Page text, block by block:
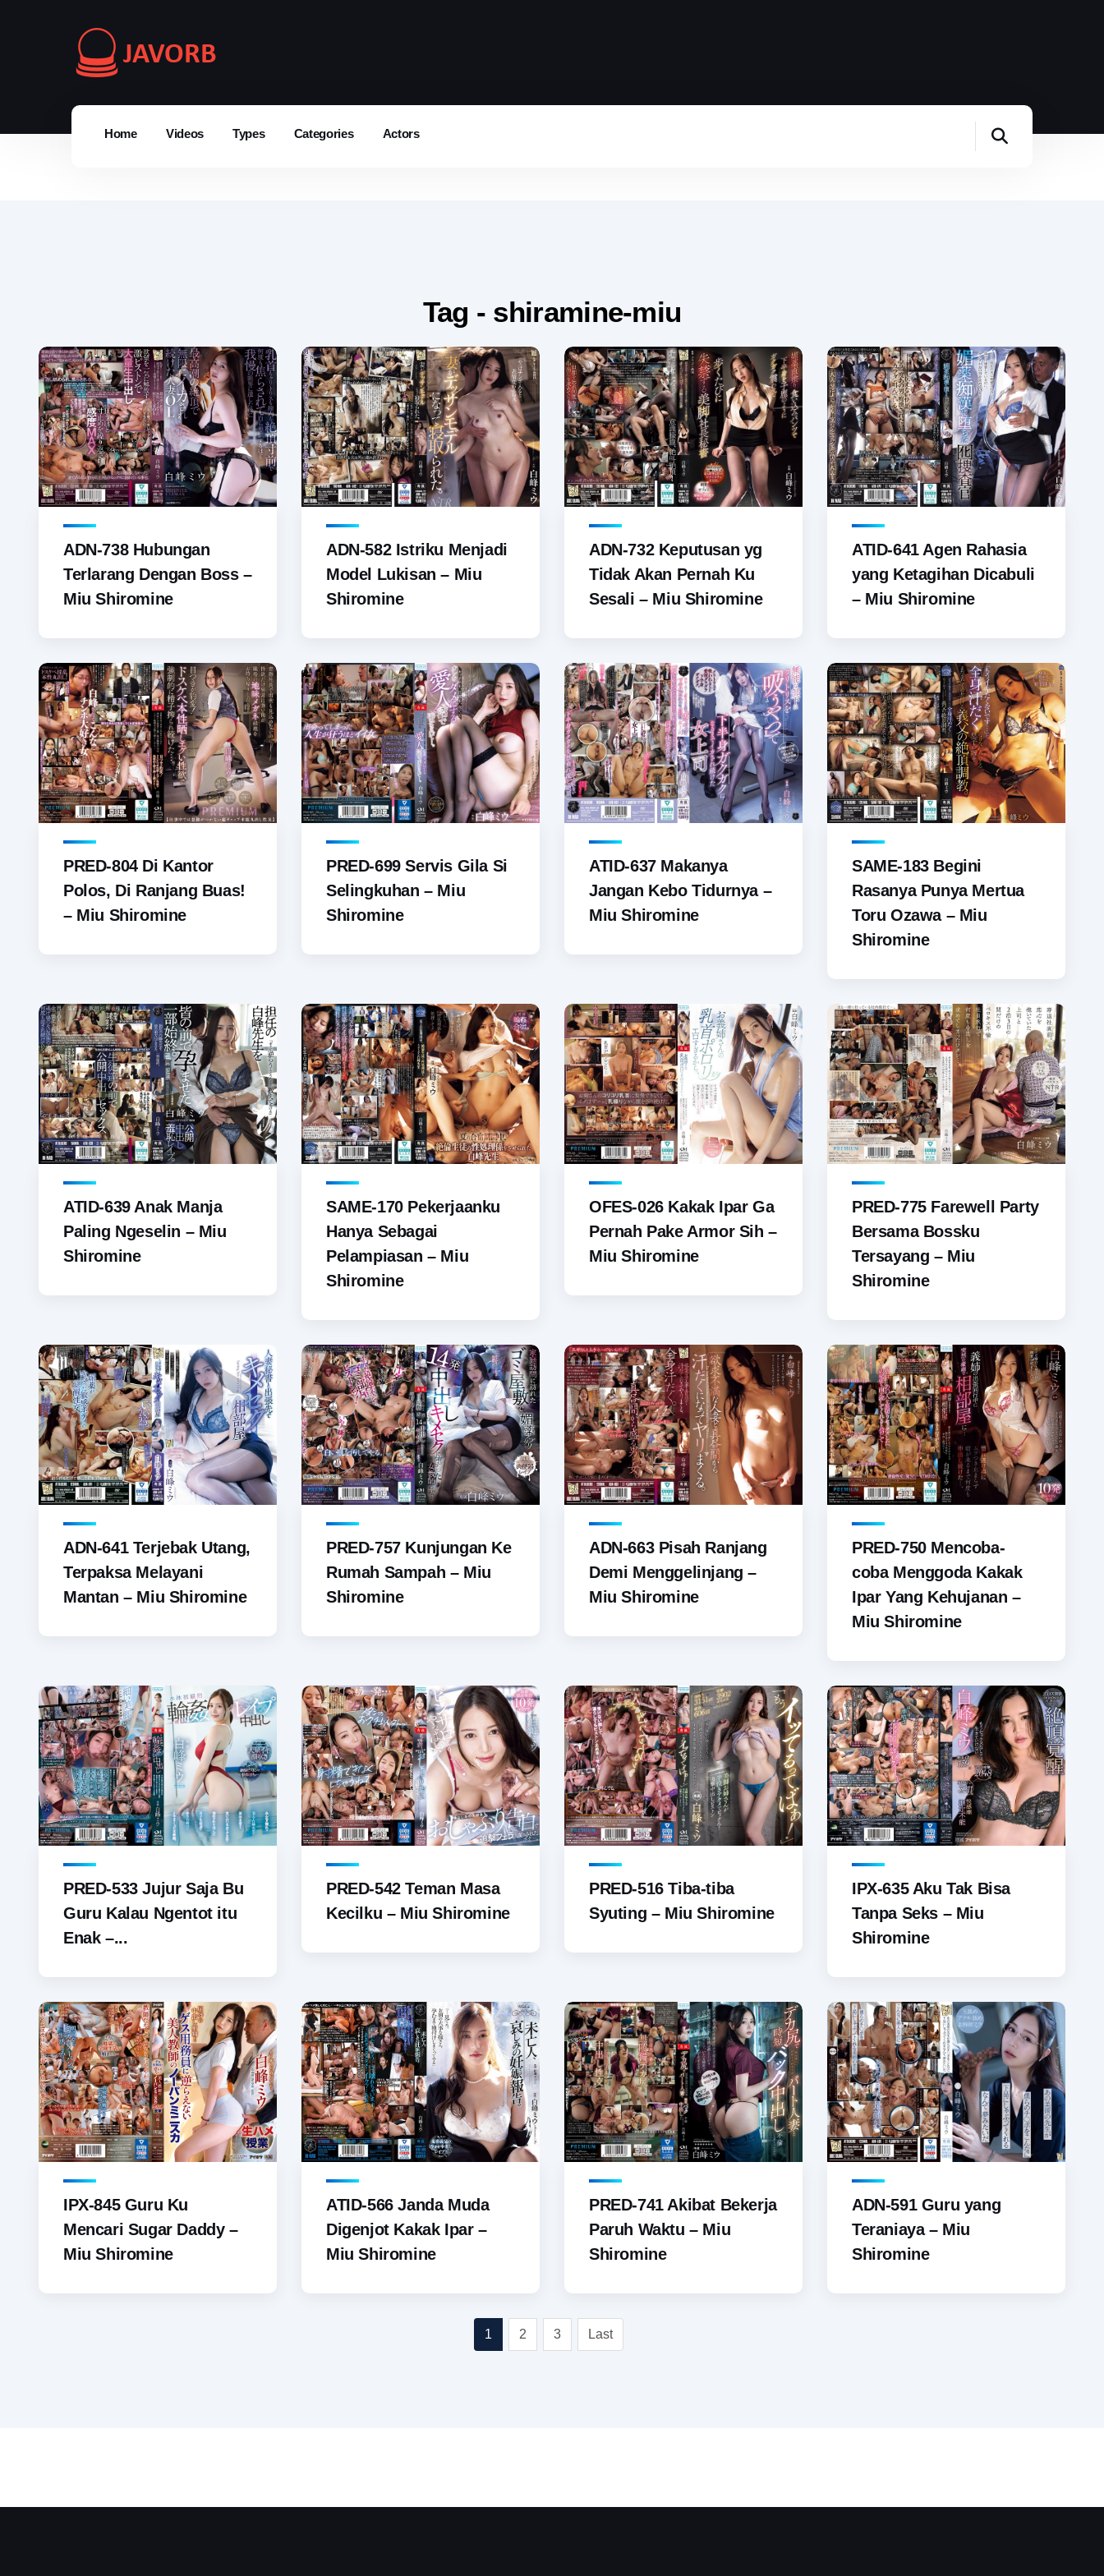
Home Videos Types Categories Actors
Tag - shiramine-miu
ADN-738 Hubungan
Terlarang Dengan Boss –
Miu Shiromine
ADN-582 Istriku Menjadi
Model Lukisan – Miu
Shiromine
ADN-732 Keputusan yg
Tidak Akan Pernah Ku
Sesali – Miu Shiromine
ATID-641 Agen Rahasia
yang Ketagihan Dicabuli
– Miu Shiromine
PRED-804 Di Kantor
Polos, Di Ranjang Buas!
– Miu Shiromine
PRED-699 Servis Gila Si
Selingkuhan – Miu
Shiromine
ATID-637 Makanya
Jangan Kebo Tidurnya –
Miu Shiromine
SAME-183 Begini
Rasanya Punya Mertua
Toru Ozawa – Miu
Shiromine
ATID-639 Anak Manja
Paling Ngeselin – Miu
Shiromine
SAME-170 Pekerjaanku
Hanya Sebagai
Pelampiasan – Miu
Shiromine
OFES-026 Kakak Ipar Ga
Pernah Pake Armor Sih –
Miu Shiromine
PRED-775 Farewell Party
Bersama Bossku
Tersayang – Miu
Shiromine
ADN-641 Terjebak Utang,
Terpaksa Melayani
Mantan – Miu Shiromine
PRED-757 Kunjungan Ke
Rumah Sampah – Miu
Shiromine
ADN-663 Pisah Ranjang
Demi Menggelinjang –
Miu Shiromine
PRED-750 Mencoba-
coba Menggoda Kakak
Ipar Yang Kehujanan –
Miu Shiromine
PRED-533 Jujur Saja Bu
Guru Kalau Ngentot itu
Enak –...
PRED-542 Teman Masa
Kecilku – Miu Shiromine
PRED-516 Tiba-tiba
Syuting – Miu Shiromine
IPX-635 Aku Tak Bisa
Tanpa Seks – Miu
Shiromine
IPX-845 Guru Ku
Mencari Sugar Daddy –
Miu Shiromine
ATID-566 Janda Muda
Digenjot Kakak Ipar –
Miu Shiromine
PRED-741 Akibat Bekerja
Paruh Waktu – Miu
Shiromine
ADN-591 Guru yang
Teraniaya – Miu
Shiromine
1 2 3 Last